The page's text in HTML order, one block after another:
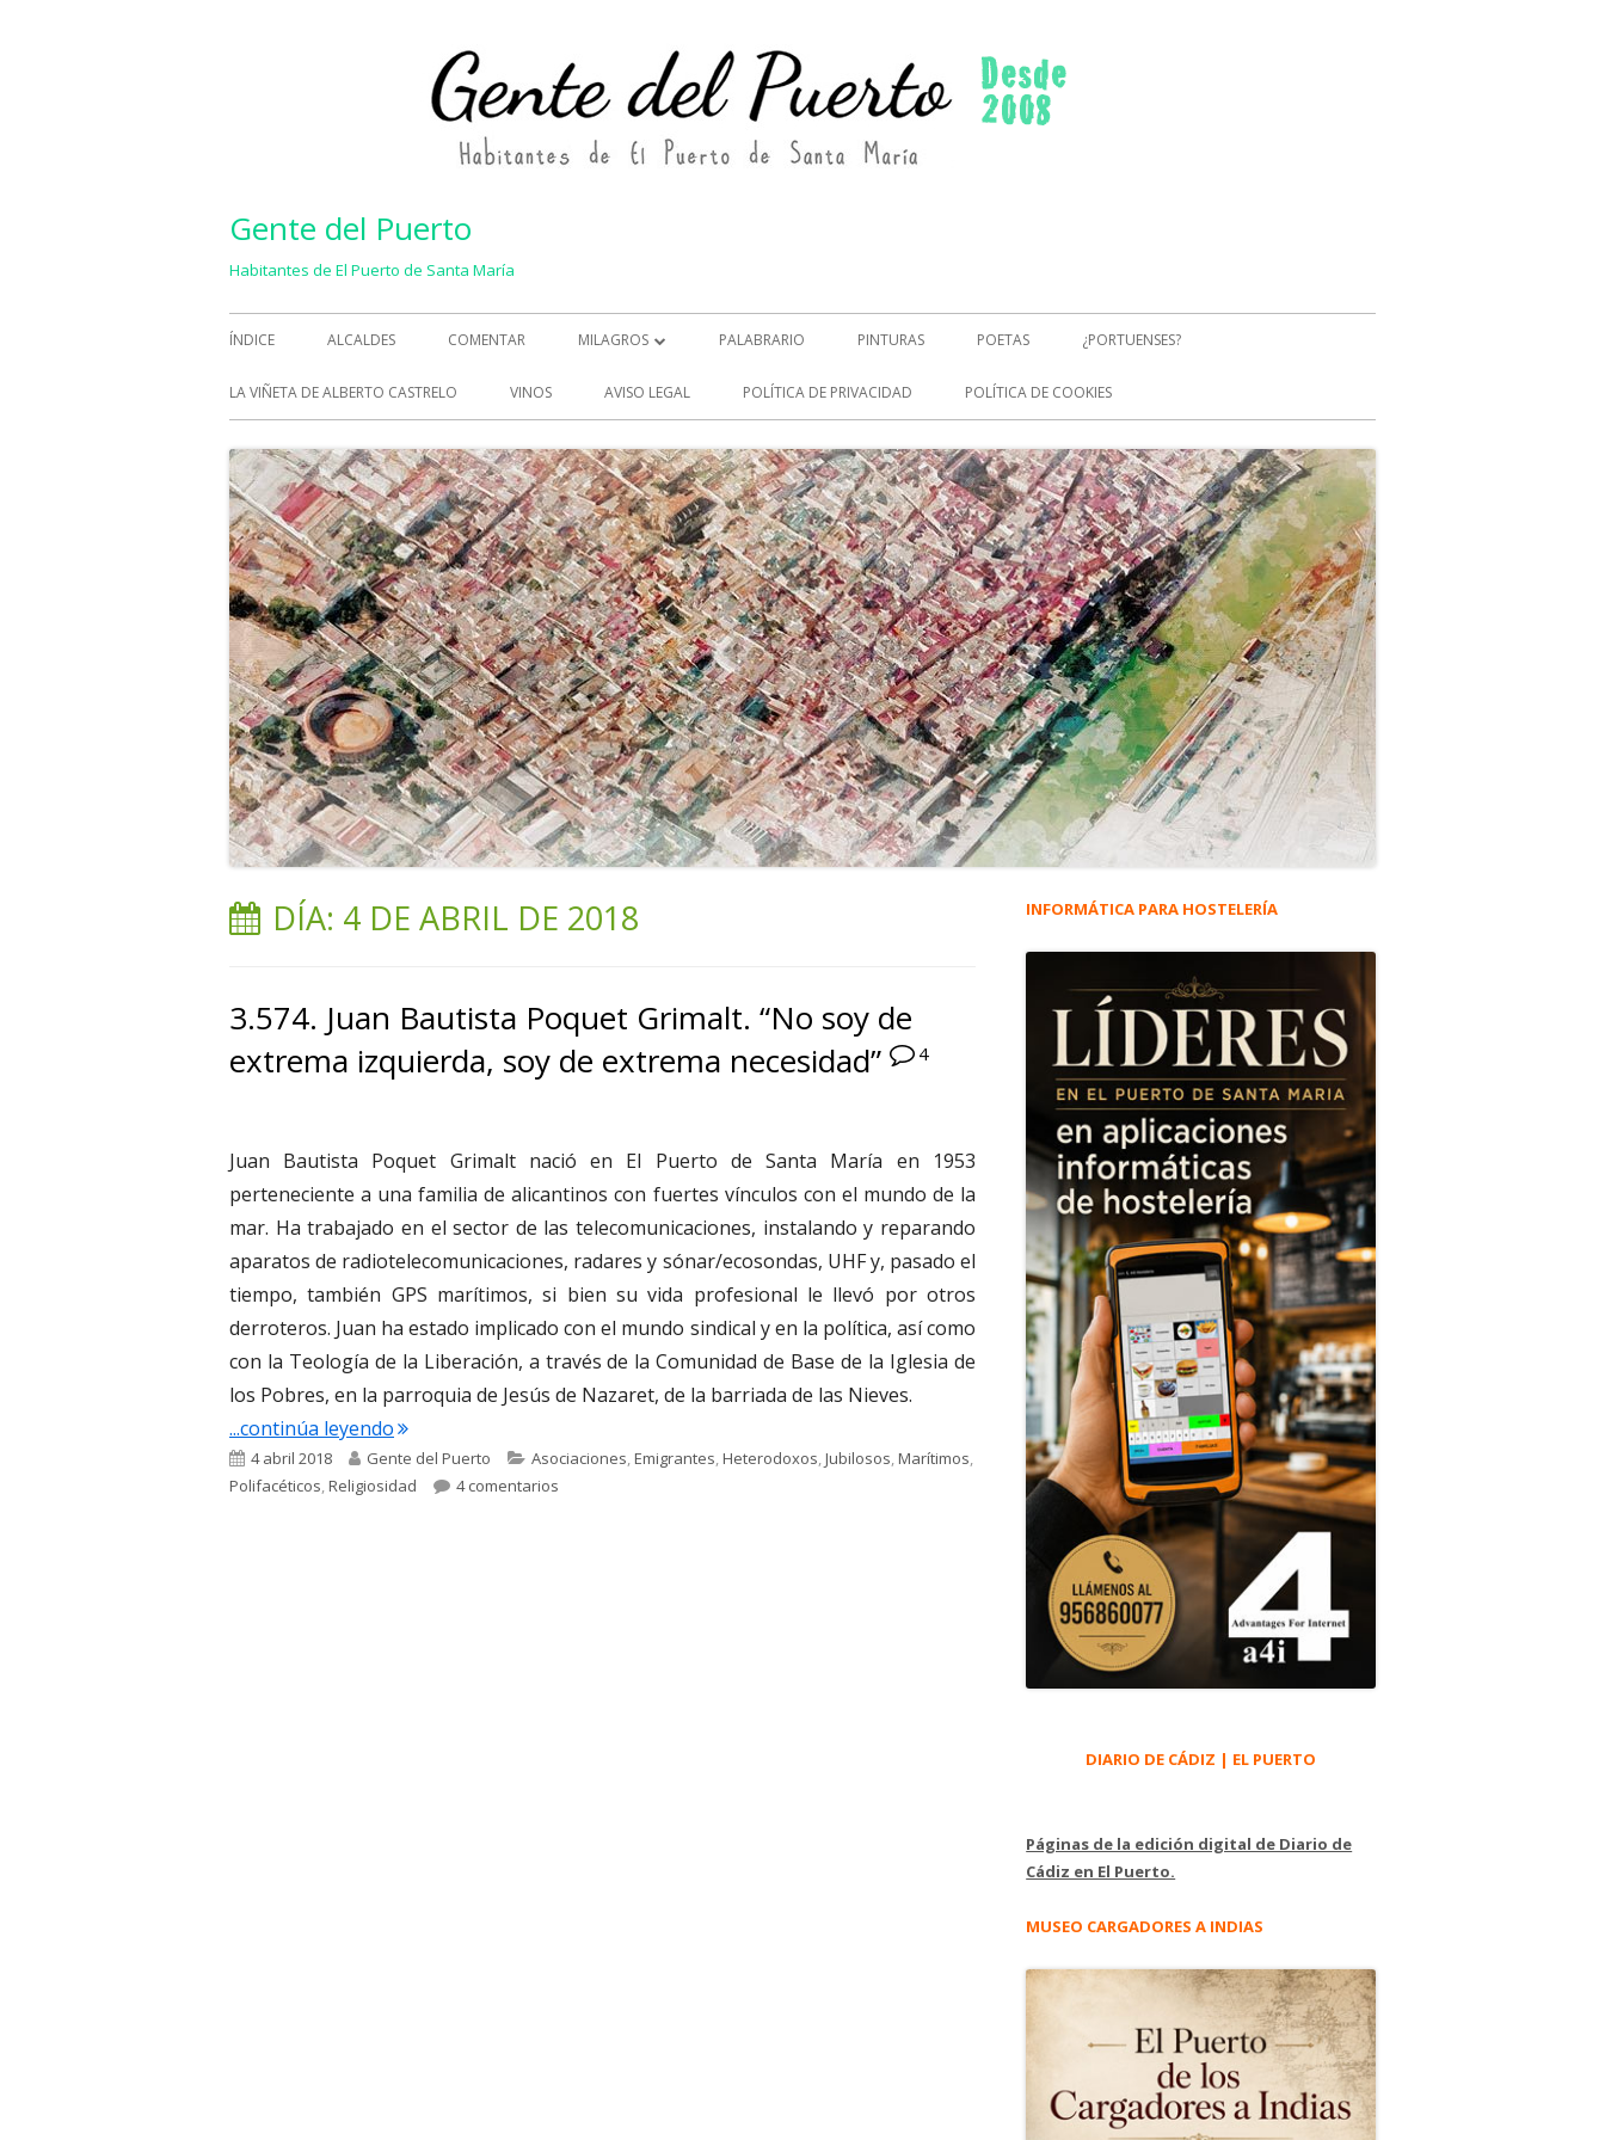
Gente del Puerto
Habitantes de El Puerto de Santa María
Menú
principal
ÍNDICE ALCALDES COMENTAR MILAGROS
MILAGROS (2)
PALABRARIO PINTURAS POETAS ¿PORTUENSES?
LA VIÑETA DE ALBERTO CASTRELO VINOS AVISO LEGAL POLÍTICA DE PRIVACIDAD POLÍTICA DE COOKIES
DÍA: 4 DE ABRIL DE 2018
3.574. Juan Bautista Poquet Grimalt. “No soy de
extrema izquierda, soy de extrema necesidad”
4
Juan Bautista Poquet Grimalt nació en El Puerto de Santa María en 1953
perteneciente a una familia de alicantinos con fuertes vínculos con el mundo de la
mar. Ha trabajado en el sector de las telecomunicaciones, instalando y reparando
aparatos de radiotelecomunicaciones, radares y sónar/ecosondas, UHF y, pasado el
tiempo, también GPS marítimos, si bien su vida profesional le llevó por otros
derroteros. Juan ha estado implicado con el mundo sindical y en la política, así como
con la Teología de la Liberación, a través de la Comunidad de Base de la Iglesia de
los Pobres, en la parroquia de Jesús de Nazaret, de la barriada de las Nieves.
...continúa leyendo"3.574. Juan Bautista Poquet Grimalt. “No soy de extrema izquierda, soy de extrema necesidad”"
Publicado
el
4 abril 2018 Autor
Gente del Puerto Categorías
Asociaciones,Emigrantes,Heterodoxos,Jubilosos,Marítimos,
Polifacéticos,Religiosidad 4 comentarios en 3.574. Juan Bautista Poquet Grimalt. “No soy de extrema izquierda, soy de extrema necesidad”
Barra
principal
INFORMÁTICA PARA HOSTELERÍA
DIARIO DE CÁDIZ | EL PUERTO
Páginas de la edición digital de Diario de
Cádiz en El Puerto.
MUSEO CARGADORES A INDIAS